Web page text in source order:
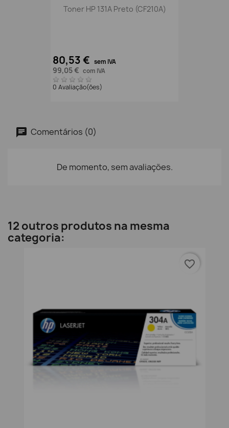
Toner HP 131A Preto (CF210A)
80,53 € sem IVA
99,05 € com IVA
0 Avaliação(ões)
Comentários (0)
De momento, sem avaliações.
12 outros produtos na mesma
categoria:
favorite_border